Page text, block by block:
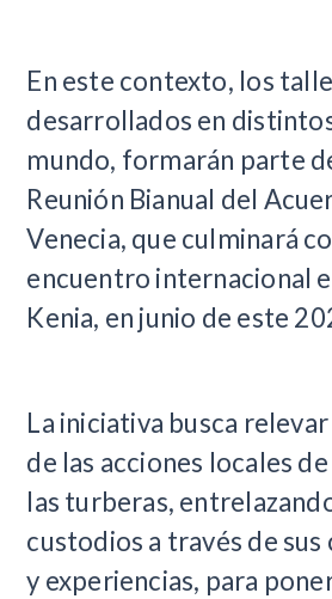
En este contexto, los
desarrollados en
mundo, formarán parte
Reunión Bianual del
Venecia, que culminará
encuentro internacional
Kenia, en junio de este
La iniciativa busca
de las acciones locales
las turberas,
custodios a través de
y experiencias, para